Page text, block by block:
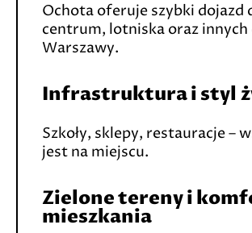
Ochota oferuje szybki dojazd
centrum, lotniska oraz innych
Warszawy.
Infrastruktura i styl
Szkoły, sklepy, restauracje –
jest na miejscu.
Zielone tereny i
mieszkania